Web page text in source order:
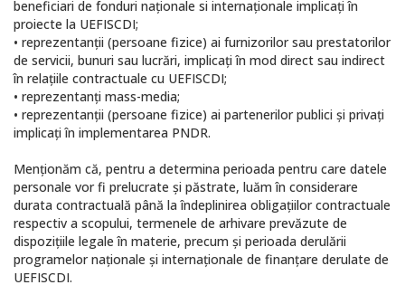
beneficiari de fonduri naționale si internaționale implicați în
proiecte la UEFISCDI;
• reprezentanții (persoane fizice) ai furnizorilor sau prestatorilor
de servicii, bunuri sau lucrări, implicați în mod direct sau indirect
în relațiile contractuale cu UEFISCDI;
• reprezentanți mass-media;
• reprezentanții (persoane fizice) ai partenerilor publici și privați
implicați în implementarea PNDR.
Menționăm că, pentru a determina perioada pentru care datele
personale vor fi prelucrate și păstrate, luăm în considerare
durata contractuală până la îndeplinirea obligațiilor contractuale
respectiv a scopului, termenele de arhivare prevăzute de
dispozițiile legale în materie, precum și perioada derulării
programelor naționale și internaționale de finanțare derulate de
UEFISCDI.